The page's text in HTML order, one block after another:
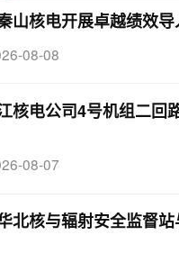
山核电开展卓越绩效
08-08
核电公司4号机组二回
08-07
北核与辐射安全监督